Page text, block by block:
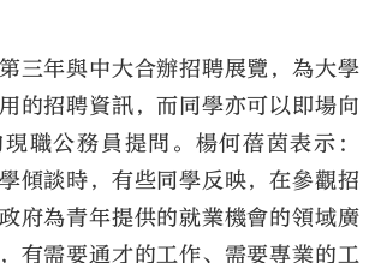
三年與中大合辦招聘展覽，為大學
的招聘資訊，而同學亦可以即場向
職公務員提問。楊何蓓茵表示：
傾談時，有些同學反映，在參觀招
府為青年提供的就業機會的領域廣
有需要通才的工作、需要專業的工